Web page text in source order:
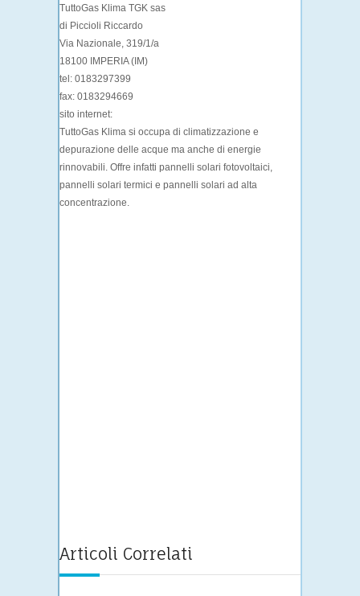
TuttoGas Klima TGK sas
di Piccioli Riccardo
Via Nazionale, 319/1/a
18100 IMPERIA (IM)
tel: 0183297399
fax: 0183294669
sito internet:
TuttoGas Klima si occupa di climatizzazione e
depurazione delle acque ma anche di energie
rinnovabili. Offre infatti pannelli solari fotovoltaici,
pannelli solari termici e pannelli solari ad alta
concentrazione.
Articoli Correlati